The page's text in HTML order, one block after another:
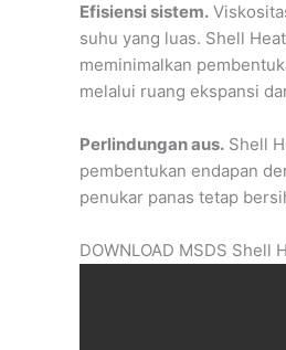
Efisiensi sistem.
suhu yang luas. Shell
meminimalkan
melalui ruang ekspansi
Perlindungan aus. Shell
pembentukan endapan
penukar panas tetap
DOWNLOAD MSDS Shell